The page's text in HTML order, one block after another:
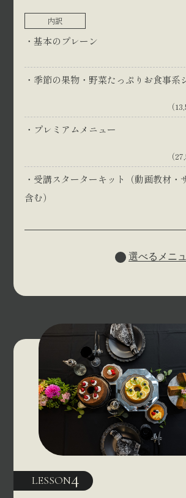
内訳
基本のプレーン
季節の果物・野菜たっぷりお食事系
（
プレミアムメニュー
（
受講スターターキット（動画教材・
含む）
選べるメニ
LESSON4